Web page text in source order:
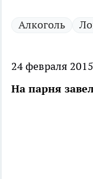
Алкоголь
24 февраля 2015
На парня